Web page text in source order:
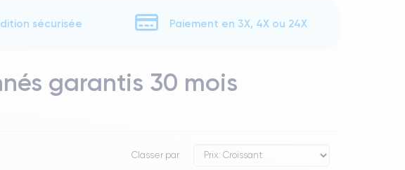
sécurisée Paiement en 3X, 4X ou 24X
garantis 30 mois
Classer par